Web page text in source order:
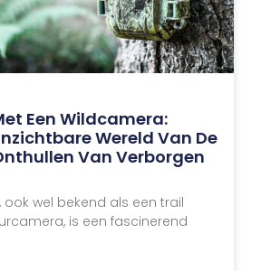
Een Wildcamera:
Wereld Van De
Van Verborgen
ook wel bekend als een trail
is een fascinerend